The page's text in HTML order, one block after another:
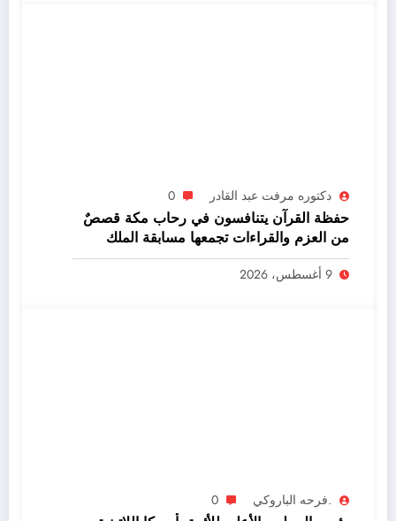
دكتوره مرفت عبد القادر 0
حفظة القرآن يتنافسون في رحاب مكة قصصٌ
من العزم والقراءات تجمعها مسابقة الملك
عبدالعزيز الدولية
9 أغسطس، 2026
.فرحه الباروكي 0